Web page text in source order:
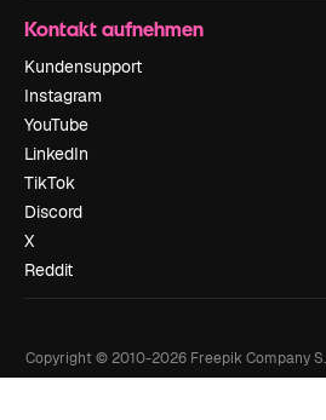
Kontakt aufnehmen
Kundensupport
Instagram
YouTube
LinkedIn
TikTok
Discord
X
Reddit
Copyright © 2010-2026Freepik Company